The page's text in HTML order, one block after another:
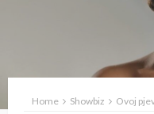
Home Showbiz Ovoj pjevačici je